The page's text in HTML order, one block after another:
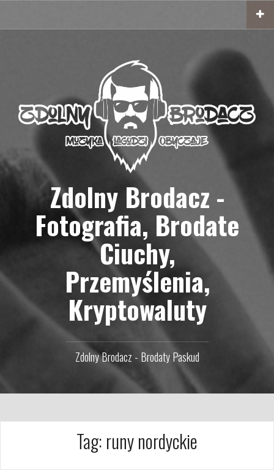
treści
Zdolny Brodacz -
Fotografia, Brodate
Ciuchy,
Przemyślenia,
Kryptowaluty
Zdolny Brodacz - Brodaty Paskud
Tag: runy nordyckie